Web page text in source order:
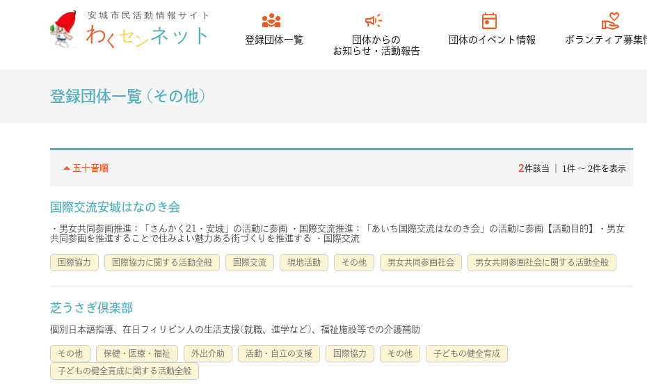
diversity_3
登録団体一覧
campaign
団体からの
お知らせ・活動報告
today
団体のイベント情報
volunteer_activism
ボランティア募集
登録団体一覧 (その他)
arrow_drop_up五十音順 2件該当 ｜ 1件 〜 2件を表示
国際交流安城はなのき会
・男女共同参画推進：「さんかく21・安城」の活動に参画 ・国際交流推進：「あいち国際交流はなのき会」の活動に参画【活動目的】・男女
共同参画を推進することで住みよい魅力ある街づくりを推進する ・国際交流
国際協力 国際協力に関する活動全般 国際交流 現地活動 その他 男女共同参画社会 男女共同参画社会に関する活動全般
芝うさぎ倶楽部
個別日本語指導、在日フィリピン人の生活支援(就職、進学など)、福祉施設等での介護補助
その他 保健・医療・福祉 外出介助 活動・自立の支援 国際協力 その他 子どもの健全育成
子どもの健全育成に関する活動全般